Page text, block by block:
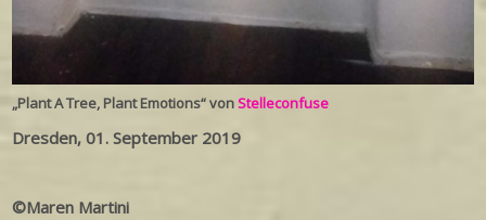
„Plant A Tree, Plant Emotions“ vonStelleconfuse
Dresden, 01. September 2019
©Maren Martini